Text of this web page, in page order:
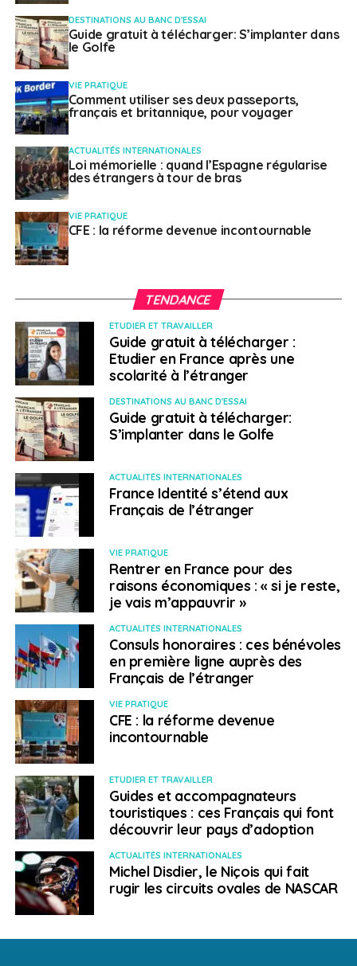
DESTINATIONS AU BANC D'ESSAI
Guide gratuit à télécharger: S’implanter dans
le Golfe
VIE PRATIQUE
Comment utiliser ses deux passeports,
français et britannique, pour voyager
ACTUALITÉS INTERNATIONALES
Loi mémorielle : quand l’Espagne régularise
des étrangers à tour de bras
VIE PRATIQUE
CFE : la réforme devenue incontournable
TENDANCE
ETUDIER ET TRAVAILLER
Guide gratuit à télécharger :
Etudier en France après une
scolarité à l’étranger
DESTINATIONS AU BANC D'ESSAI
Guide gratuit à télécharger:
S’implanter dans le Golfe
ACTUALITÉS INTERNATIONALES
France Identité s’étend aux
Français de l’étranger
VIE PRATIQUE
Rentrer en France pour des
raisons économiques : « si je reste,
je vais m’appauvrir »
ACTUALITÉS INTERNATIONALES
Consuls honoraires : ces bénévoles
en première ligne auprès des
Français de l’étranger
VIE PRATIQUE
CFE : la réforme devenue
incontournable
ETUDIER ET TRAVAILLER
Guides et accompagnateurs
touristiques : ces Français qui font
découvrir leur pays d’adoption
ACTUALITÉS INTERNATIONALES
Michel Disdier, le Niçois qui fait
rugir les circuits ovales de NASCAR